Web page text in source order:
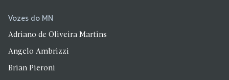
Vozes do MN
Adriano de Oliveira Martins
Angelo Ambrizzi
Brian Pieroni